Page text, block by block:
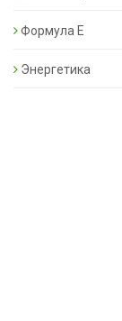
Формула Е
Энергетика